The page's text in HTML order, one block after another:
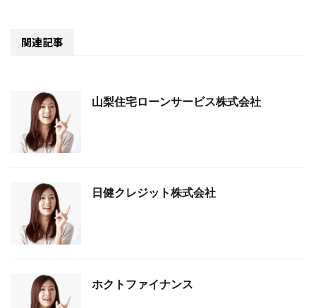
関連記事
山梨住宅ローンサービス株式会社
日健クレジット株式会社
ホクトファイナンス